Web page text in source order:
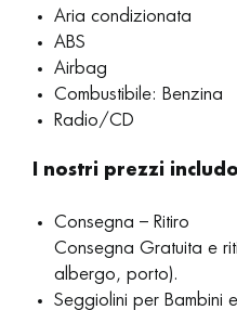
Aria condizionata
ABS
Airbag
Combustibile: Benzina
Radio/CD
I nostri prezzi
Consegna – Ritiro
Consegna Gratuita e
albergo, porto).
Seggiolini per Bambini